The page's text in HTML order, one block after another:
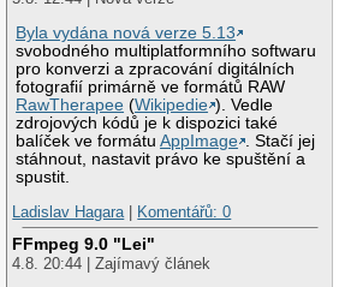
Byla vydána nová verze 5.13
svobodného multiplatformního softwaru
pro konverzi a zpracování digitálních
fotografií primárně ve formátů RAW
RawTherapee (Wikipedie ). Vedle
zdrojových kódů je k dispozici také
balíček ve formátuAppImage
. Stačí jej
stáhnout, nastavit právo ke spuštění a
spustit.
Ladislav Hagara| Komentářů: 0
FFmpeg 9.0 "Lei"
4.8. 20:44 | Zajímavý článek